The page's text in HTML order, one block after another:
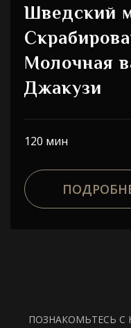
Шведский
Молочная
Джакузи
120 мин
ПОЗНАКОМЬТЕСЬ